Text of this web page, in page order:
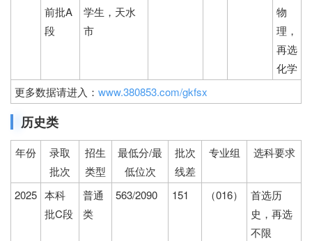
前批A
段
学生，天水
市
物
理，
再选
化学
更多数据请进入： www.380853.com/gkfsx
历史类
年份
录取
批次
招生
类型
最低分/最
低位次
批次
线差
专业组 选科要求
2025 本科
批C段
普通
类
563/2090 151 （016）
首选历
史，再选
不限